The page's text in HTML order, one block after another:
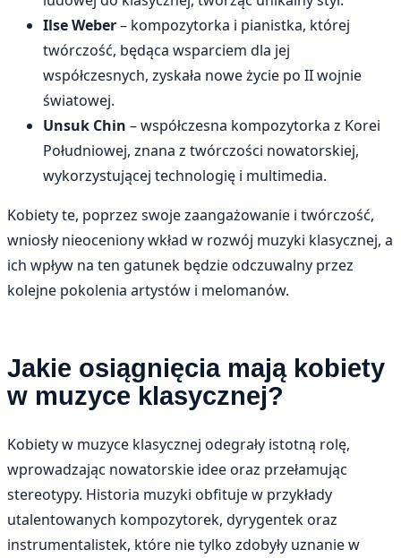
Ilse Weber– kompozytorka i pianistka, której
twórczość, będąca wsparciem dla jej
współczesnych, zyskała nowe życie po II wojnie
światowej.
Unsuk Chin – współczesna kompozytorka z Korei
Południowej, znana z twórczości nowatorskiej,
wykorzystującej technologię i multimedia.
Kobiety te, poprzez swoje zaangażowanie i twórczość,
wniosły nieoceniony wkład w rozwój muzyki klasycznej, a
ich wpływ na ten gatunek będzie odczuwalny przez
kolejne pokolenia artystów i melomanów.
Jakie osiągnięcia mają kobiety
w muzyce klasycznej?
Kobiety w muzyce klasycznej odegrały istotną rolę,
wprowadzając nowatorskie idee oraz przełamując
stereotypy. Historia muzyki obfituje w przykłady
utalentowanych kompozytorek, dyrygentek oraz
instrumentalistek, które nie tylko zdobyły uznanie w